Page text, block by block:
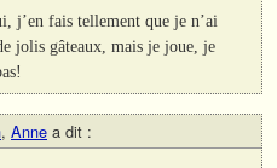
j’en fais tellement que je n’ai
jolis gâteaux, mais je joue, je
, Anne a dit :